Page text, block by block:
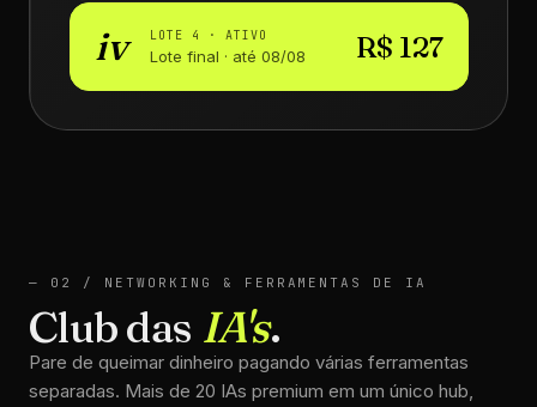
iv LOTE 4 · ATIVO
Lote final · até 08/08 R$ 127
— 02 / NETWORKING & FERRAMENTAS DE IA
Club das IA's.
Pare de queimar dinheiro pagando várias ferramentas
separadas. Mais de 20 IAs premium em um único hub,